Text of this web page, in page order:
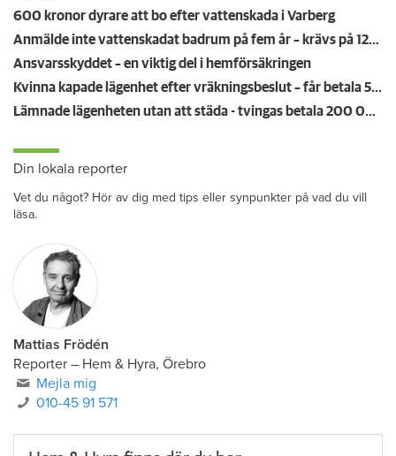
Läs också
600 kronor dyrare att bo efter vattenskada i Varberg
Ansvarsskyddet – en viktig del i hemförsäkringen
Din lokala reporter
Vet du något? Hör av dig med tips eller synpunkter på vad du vill
Mattias Frödén
Reporter–Hem & Hyra, Örebro
Mejla mig